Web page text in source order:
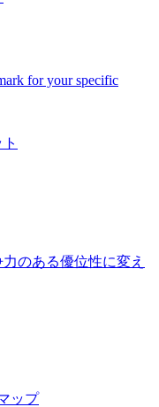
for your specific
のある優位性に変え
ップ